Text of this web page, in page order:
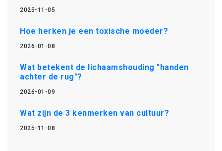
2025-11-05
Hoe herken je een toxische moeder?
2026-01-08
Wat betekent de lichaamshouding "handen
achter de rug"?
2026-01-09
Wat zijn de 3 kenmerken van cultuur?
2025-11-08